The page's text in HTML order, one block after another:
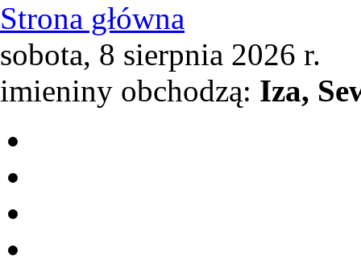
Strona główna
sobota, 8 sierpnia 2026 r.
imieniny obchodzą: Iza,